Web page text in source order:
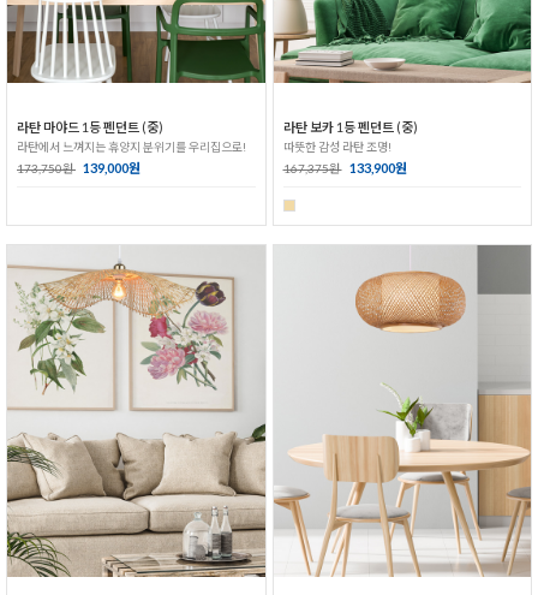
라탄 마야드 1등 펜던트 (중)
라탄에서 느껴지는 휴양지 분위기를 우리집으로!
173,750원 139,000원
라탄 보카 1등 펜던트 (중)
따뜻한 감성 라탄 조명!
167,375원 133,900원